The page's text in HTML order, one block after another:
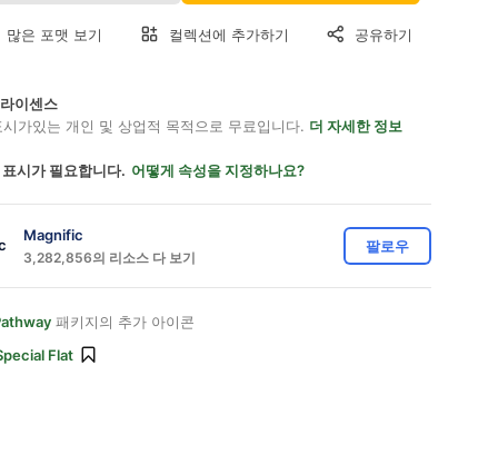
많은 포맷 보기 컬렉션에 추가하기 공유하기
이센스
가있는 개인 및 상업적 목적으로 무료입니다. 더 자세한 정보
시가 필요합니다. 어떻게 속성을 지정하나요?
Magnific
3,282,856의 리소스 다 보기
팔로우
패키지의 추가 아이콘
Flat